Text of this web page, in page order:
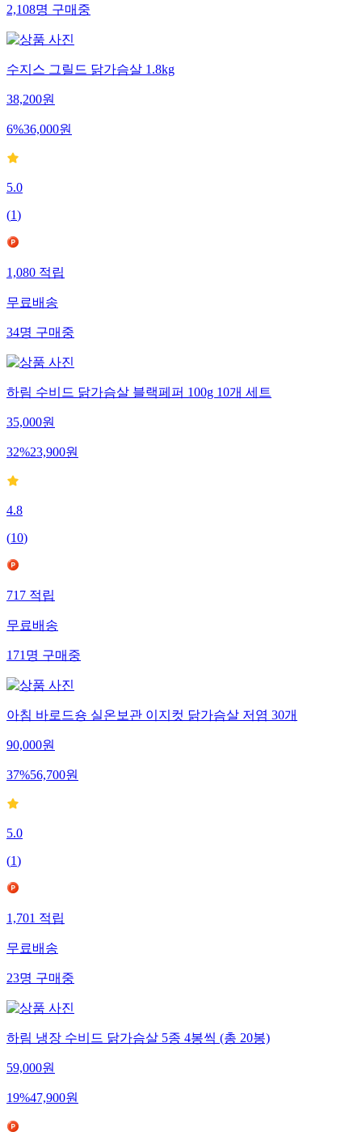
2,108명구매중
수지스 그릴드 닭가슴살 1.8kg
38,200원
6%36,000원
5.0
(1)
1,080적립
무료배송
34명구매중
하림 수비드 닭가슴살 블랙페퍼 100g 10개 세트
35,000원
32%23,900원
4.8
(10)
717적립
무료배송
171명구매중
아침 바로드숑 실온보관 이지컷 닭가슴살 저염 30개
90,000원
37%56,700원
5.0
(1)
1,701적립
무료배송
23명구매중
하림 냉장 수비드 닭가슴살 5종 4봉씩 (총 20봉)
59,000원
19%47,900원